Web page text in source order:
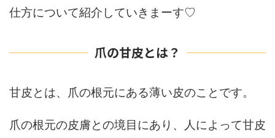
仕方について紹介していきまーす♡
爪の甘皮とは？
甘皮とは、爪の根元にある薄い皮のことです。
爪の根元の皮膚との境目にあり、人によって甘皮